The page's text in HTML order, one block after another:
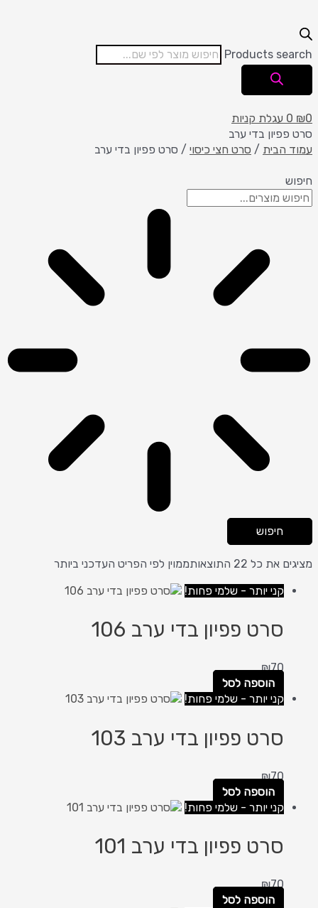
Products search
₪0
0 עגלת קניות
סרט פפיון בדי ערב
עמוד הבית / סרט חצי כיסוי / סרט פפיון בדי ערב
חיפוש
חיפוש
מציגים את כל ⁦22⁩ התוצאות
ממוין לפי הפריט העדכני ביותר
קני יותר - שלמי פחות!
סרט פפיון בדי ערב 106
₪70
הוספה לסל
קני יותר - שלמי פחות!
סרט פפיון בדי ערב 103
₪70
הוספה לסל
קני יותר - שלמי פחות!
סרט פפיון בדי ערב 101
₪70
הוספה לסל